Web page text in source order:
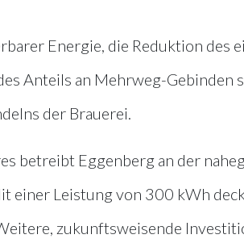
Energie, die Reduktion des
Anteils an Mehrweg-Gebinden
der Brauerei.
betreibt Eggenberg an der
einer Leistung von 300 kWh
zukunftsweisende